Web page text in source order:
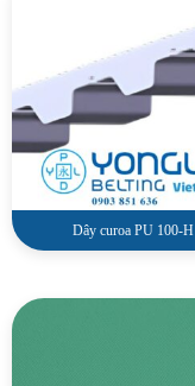
Dây curoa PU 100-H